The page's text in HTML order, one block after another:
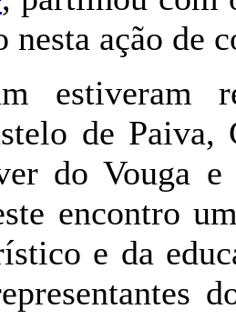
nesta ação de
estiveram
de Paiva,
do Vouga e
encontro
e da